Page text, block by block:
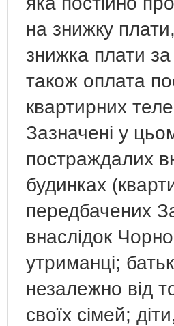
на знижку
знижка плати
також оплата
квартирних
Зазначені у
постраждалих
будинках
передбачених
внаслідок
утриманці;
незалежно від
своїх сімей;